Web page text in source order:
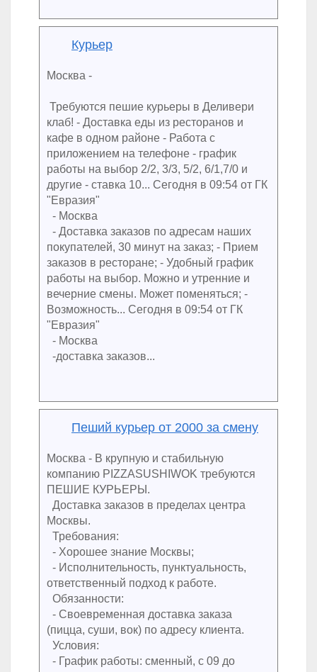
Курьер
Москва -
Требуются пешие курьеры в Деливери
клаб! - Доставка еды из ресторанов и
кафе в одном районе - Работа с
приложением на телефоне - график
работы на выбор 2/2, 3/3, 5/2, 6/1,7/0 и
другие - ставка 10... Сегодня в 09:54 от ГК
"Евразия"
- Москва
- Доставка заказов по адресам наших
покупателей, 30 минут на заказ; - Прием
заказов в ресторане; - Удобный график
работы на выбор. Можно и утренние и
вечерние смены. Может поменяться; -
Возможность... Сегодня в 09:54 от ГК
"Евразия"
- Москва
-доставка заказов...
Пеший курьер от 2000 за смену
Москва - В крупную и стабильную
компанию PIZZASUSHIWOK требуются
ПЕШИЕ КУРЬЕРЫ.
Доставка заказов в пределах центра
Москвы.
Требования:
- Хорошее знание Москвы;
- Исполнительность, пунктуальность,
ответственный подход к работе.
Обязанности:
- Своевременная доставка заказа
(пицца, суши, вок) по адресу клиента.
Условия:
- График работы: сменный, с 09 до